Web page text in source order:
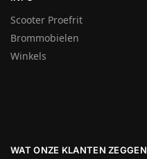
Scooter Proefrit
Brommobielen
Winkels
WAT ONZE KLANTEN ZEGGEN